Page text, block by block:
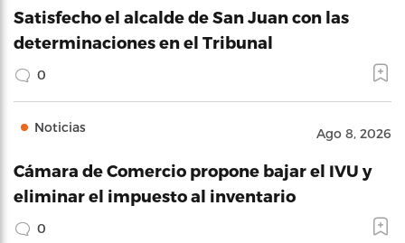
Satisfecho el alcalde de San Juan con las
determinaciones en el Tribunal
0
Noticias Ago 8, 2026
Cámara de Comercio propone bajar el IVU y
eliminar el impuesto al inventario
0